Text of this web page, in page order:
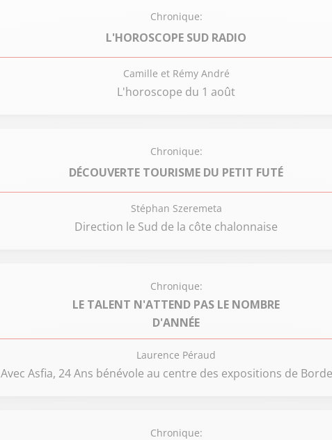
Chronique:
L'HOROSCOPE SUD RADIO
Camille et Rémy André
L'horoscope du 1 août
Chronique:
DÉCOUVERTE TOURISME DU PETIT FUTÉ
Stéphan Szeremeta
Direction le Sud de la côte chalonnaise
Chronique:
LE TALENT N'ATTEND PAS LE NOMBRE
D'ANNÉE
Laurence Péraud
Avec Asfia, 24 Ans bénévole au centre des expositions de
Chronique: